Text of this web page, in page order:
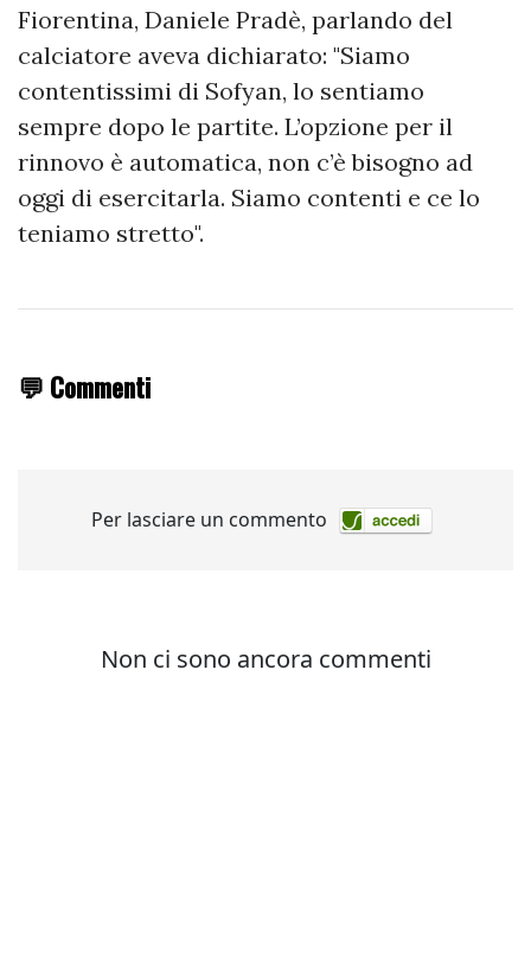
Fiorentina, Daniele Pradè, parlando del
calciatore aveva dichiarato: "Siamo
contentissimi di Sofyan, lo sentiamo
sempre dopo le partite. L’opzione per il
rinnovo è automatica, non c’è bisogno ad
oggi di esercitarla. Siamo contenti e ce lo
teniamo stretto".
💬 Commenti